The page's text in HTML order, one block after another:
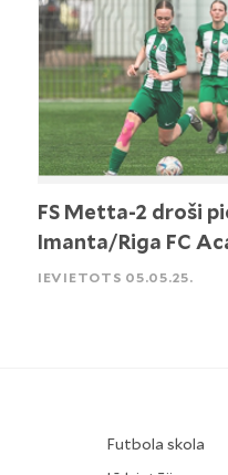
FS Metta-2 droši
Imanta/Riga FC
IEVIETOTS 05.05.25.
Futbola skola